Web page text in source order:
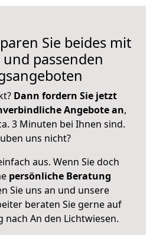
Sie beides mit
passenden
Dann fordern Sie jetzt
Angebote an,
3 Minuten bei Ihnen sind.
uns nicht?
aus. Wenn Sie doch
persönliche Beratung
Sie uns an und unsere
beraten Sie gerne auf
nach An den Lichtwiesen.